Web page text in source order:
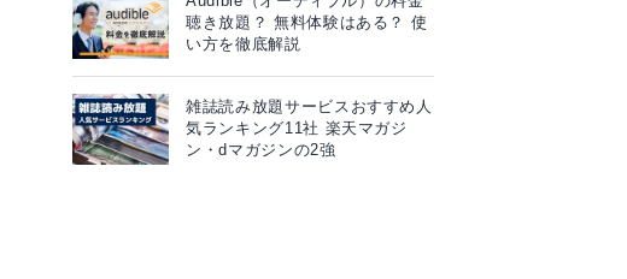
聴き放題？ 無料体験はある？ 使
い方を徹底解説
雑誌読み放題サービスおすすめ人
気ランキング11社 楽天マガジ
ン・dマガジンの2強